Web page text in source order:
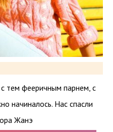
тем фееричным парнем, с
начиналось. Нас спасли
Жанэ